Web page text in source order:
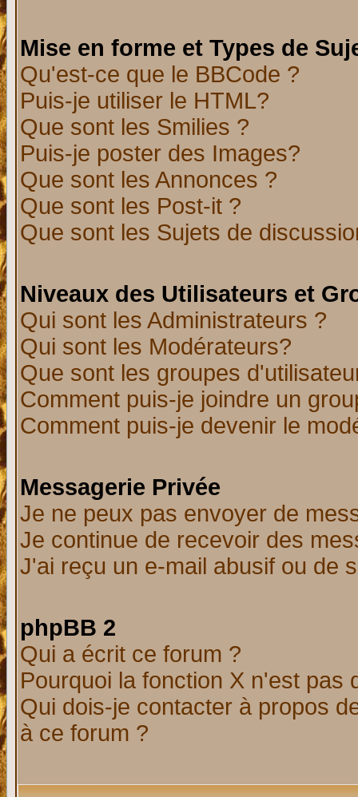
Mise en forme et Types de
Qu'est-ce que le BBCode ?
Puis-je utiliser le HTML?
Que sont les Smilies ?
Puis-je poster des Images?
Que sont les Annonces ?
Que sont les Post-it ?
Que sont les Sujets de
Niveaux des Utilisateurs et
Qui sont les Administrateurs ?
Qui sont les Modérateurs?
Que sont les groupes
Comment puis-je joindre un
Comment puis-je devenir le
Messagerie Privée
Je ne peux pas envoyer de
Je continue de recevoir des
J'ai reçu un e-mail abusif ou de
phpBB 2
Qui a écrit ce forum ?
Pourquoi la fonction X n'est pas
Qui dois-je contacter à propos
à ce forum ?